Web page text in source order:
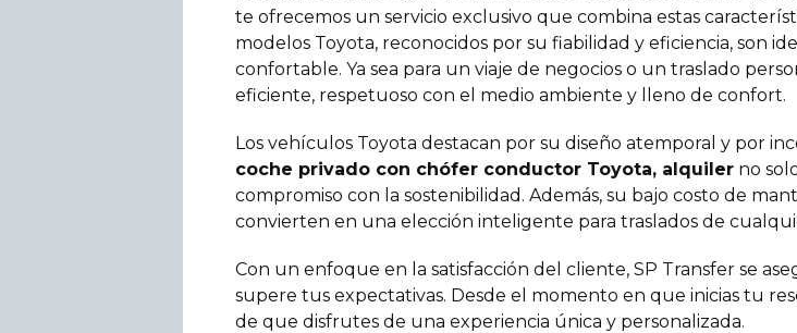
te ofrecemos un servicio exclusivo que combina estas
modelos Toyota, reconocidos por su fiabilidad y eficiencia, son
confortable. Ya sea para un viaje de negocios o un traslado
eficiente, respetuoso con el medio ambiente y lleno de confort.
Los vehículos Toyota destacan por su diseño atemporal y por
coche privado con chófer conductor Toyota, alquiler no
compromiso con la sostenibilidad. Además, su bajo costo de
convierten en una elección inteligente para traslados de
Con un enfoque en la satisfacción del cliente, SP Transfer se
supere tus expectativas. Desde el momento en que inicias tu
de que disfrutes de una experiencia única y personalizada.